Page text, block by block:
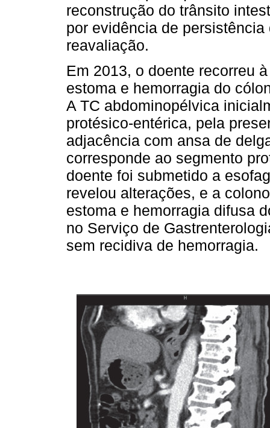
reconstrução do trânsito
por evidência de
reavaliação.
Em 2013, o doente recorreu
estoma e hemorragia do
A TC abdominopélvica
protésico-entérica, pela
adjacência com ansa de
corresponde ao segmento
doente foi submetido a
revelou alterações, e a
estoma e hemorragia difusa
no Serviço de
sem recidiva de hemorragia.